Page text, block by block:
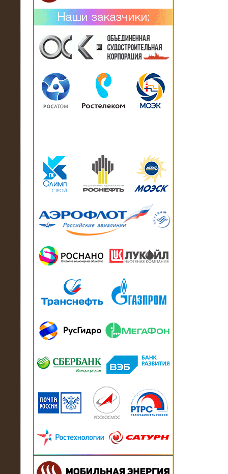
02.02.2019
Нагрузочный комплекс 26 МВт (10
кВ) поставлен в аренду на
13.07.2018
модуль в контейнере 2700 кВА на
Балтийский завод
Активно-реактивные нагрузочные
модули 15 МВт (21,5 МВА) На Кубок
конфедераций